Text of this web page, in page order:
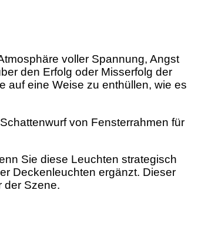
voller Spannung, Angst
den Erfolg oder Misserfolg der
auf eine Weise zu enthüllen, wie es
von Fensterrahmen für
Sie diese Leuchten strategisch
Deckenleuchten ergänzt. Dieser
der Szene.